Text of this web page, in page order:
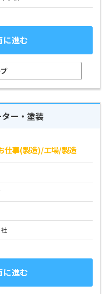
に進む
ー・塗装
仕事(製造)/工場/製造
に進む